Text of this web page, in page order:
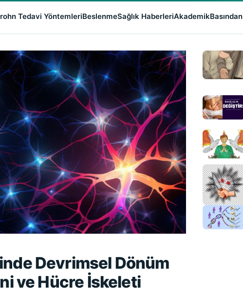
Tedavi YöntemleriBeslenmeSağlık HaberleriAkademikBasından
Devrimsel Dönüm
ve Hücre İskeleti